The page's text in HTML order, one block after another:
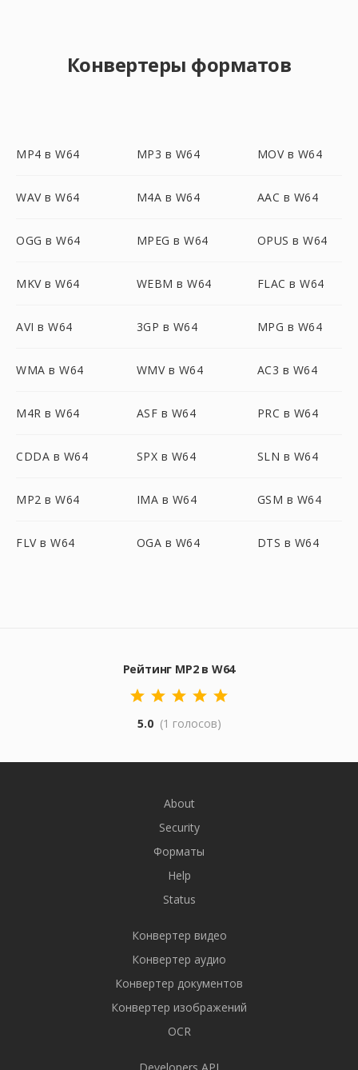
Конвертеры форматов
MP4 в W64 MP3 в W64 MOV в W64
WAV в W64 M4A в W64 AAC в W64
OGG в W64 MPEG в W64 OPUS в W64
MKV в W64 WEBM в W64 FLAC в W64
AVI в W64 3GP в W64 MPG в W64
WMA в W64 WMV в W64 AC3 в W64
M4R в W64 ASF в W64 PRC в W64
CDDA в W64 SPX в W64 SLN в W64
MP2 в W64 IMA в W64 GSM в W64
FLV в W64 OGA в W64 DTS в W64
Рейтинг MP2 в W64
5.0 (1 голосов)
About
Security
Форматы
Help
Status
Конвертер видео
Конвертер аудио
Конвертер документов
Конвертер изображений
OCR